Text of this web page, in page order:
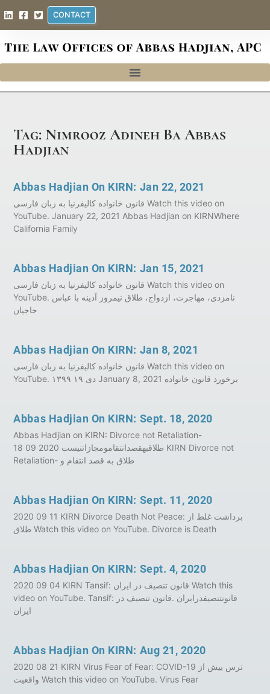
CONTACT
Tag: Nimrooz Adineh Ba Abbas
Hadjian
Abbas Hadjian On KIRN: Jan 22, 2021
قانون خانواده کالیفرنیا به‌‌‌ زبان فارسی Watch this video on
YouTube. January 22, 2021 Abbas Hadjian on KIRNWhere
California Family
Abbas Hadjian On KIRN: Jan 15, 2021
قانون خانواده کالیفرنیا به‌‌‌ زبان فارسی Watch this video on
YouTube. نامزدی، مهاجرت، ازدواج، طلاق نیمروز آدینه‌ با عباس
حاجیان
Abbas Hadjian On KIRN: Jan 8, 2021
قانون خانواده کالیفرنیا به‌‌‌ زبان فارسی Watch this video on
YouTube. ۱۳۹۹ ۱۹ دی January 8, 2021 برخورد قانون خانواده
Abbas Hadjian On KIRN: Sept. 18, 2020
Abbas Hadjian on KIRN: Divorce not Retaliation-
طلاقبهقصدانتقامومجازاتنیست 2020 09 18 KIRN Divorce not
Retaliation- طلاق به قصد انتقام و
Abbas Hadjian On KIRN: Sept. 11, 2020
2020 09 11 KIRN Divorce Death Not Peace: برداشت غلط از
طلاق Watch this video on YouTube. Divorce is Death
Abbas Hadjian On KIRN: Sept. 4, 2020
2020 09 04 KIRN Tansif: قانون تنصیف در ایران Watch this
video on YouTube. Tansif: قانونتنصیفدرایران .قانون تنصیف در
ایران
Abbas Hadjian On KIRN: Aug 21, 2020
2020 08 21 KIRN Virus Fear of Fear: COVID-19 ترس بیش از
واقعیت Watch this video on YouTube. Virus Fear